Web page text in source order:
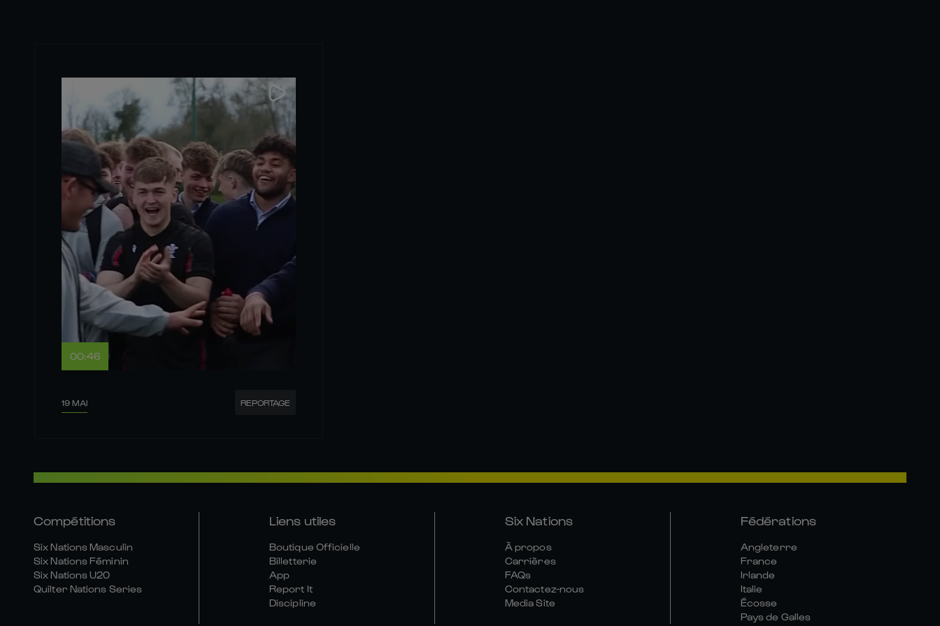
00:46
19 MAI REPORTAGE
Compétitions
Six Nations Masculin
Six Nations Féminin
Six Nations U20
Quilter Nations Series
Liens utiles
Boutique Officielle
Billetterie
App
Report It
Discipline
Six Nations
À propos
Carrières
FAQs
Contactez-nous
Media Site
Fédérations
Angleterre
France
Irlande
Italie
Écosse
Pays de Galles